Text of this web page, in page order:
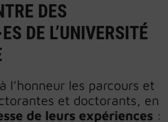
DES
DE L’UNIVERSITÉ
l’honneur les parcours et
et doctorants, en
de leurs expériences :